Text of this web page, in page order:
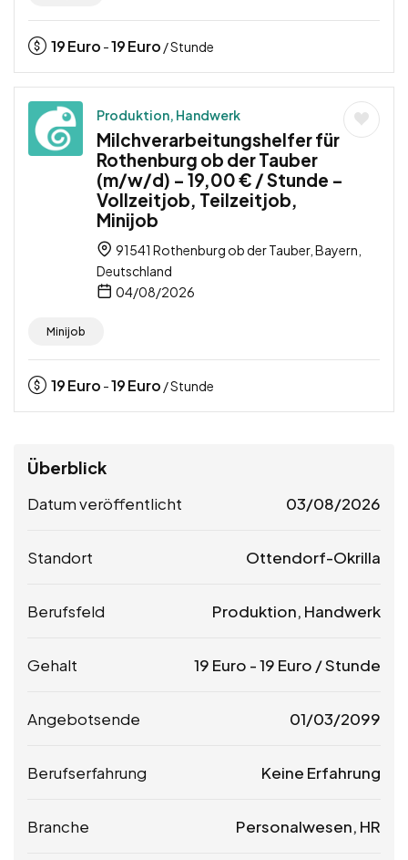
19Euro -19Euro / Stunde
Produktion, Handwerk
Milchverarbeitungshelfer für
Rothenburg ob der Tauber
(m/w/d) – 19,00 € / Stunde –
Vollzeitjob, Teilzeitjob,
Minijob
91541 Rothenburg ob der Tauber, Bayern,
Deutschland
04/08/2026
Minijob
19Euro -19Euro / Stunde
Überblick
Datum veröffentlicht 03/08/2026
Standort Ottendorf-Okrilla
Berufsfeld Produktion, Handwerk
Gehalt 19 Euro -19 Euro / Stunde
Angebotsende 01/03/2099
Berufserfahrung Keine Erfahrung
Branche Personalwesen, HR